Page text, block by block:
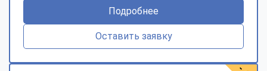
Подробнее
Оставить заявку